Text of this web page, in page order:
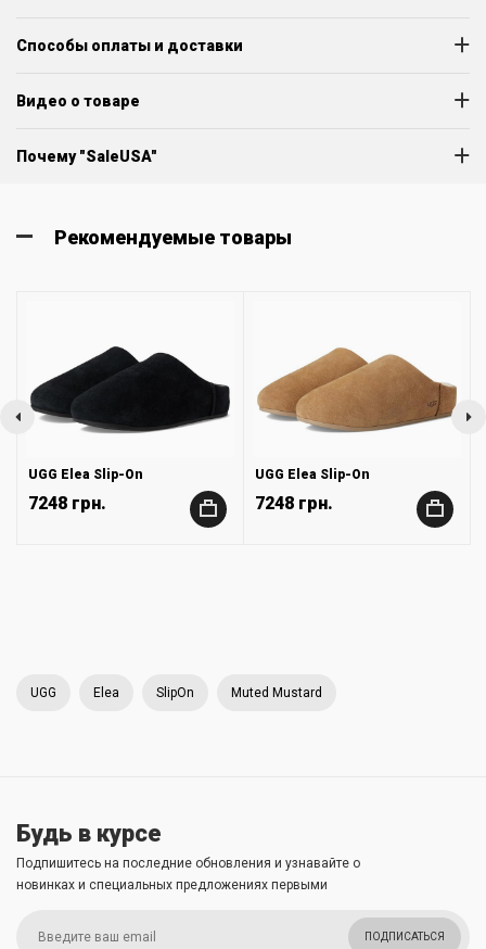
Способы оплаты и доставки
Видео о товаре
Почему "SaleUSA"
Рекомендуемые товары
UGG Elea Slip-On
7248 грн. +
UGG Elea Slip-On
7248 грн. +
UGG Elea SlipOn Muted Mustard
Будь в курсе
Подпишитесь на последние обновления и узнавайте о
новинках и специальных предложениях первыми
ПОДПИСАТЬСЯ